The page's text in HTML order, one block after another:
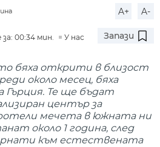
A+ A-
00:34 мин. У нас Запази
бяха открити в близост
около месец, бяха
Гърция. Те ще бъдат
център за
мечета в южната ни
около 1 година, след
към естествената